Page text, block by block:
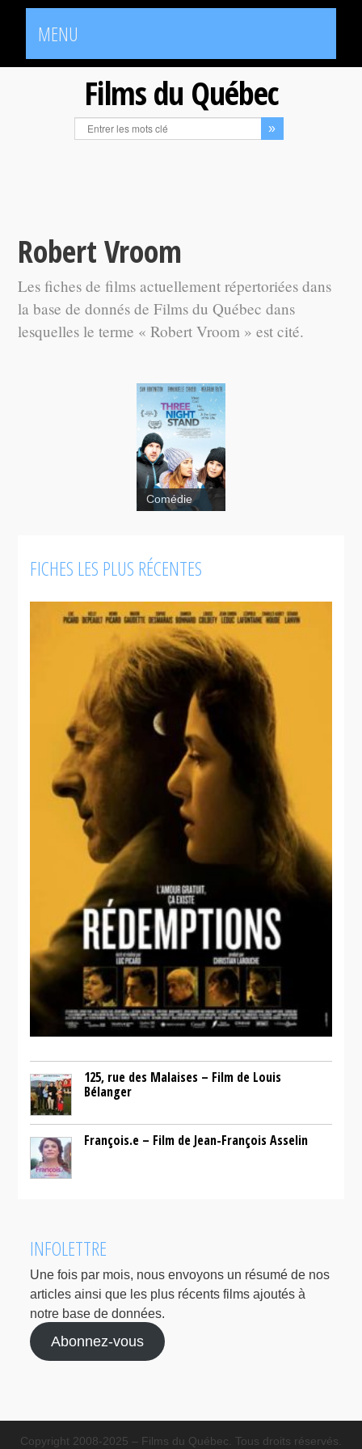
MENU
Films du Québec
Robert Vroom
Les fiches de films actuellement répertoriées dans
la base de donnés de Films du Québec dans
lesquelles le terme « Robert Vroom » est cité.
Stand
Comédie
FICHES LES PLUS RÉCENTES
125, rue des Malaises – Film de Louis
Bélanger
François.e – Film de Jean-François Asselin
INFOLETTRE
Une fois par mois, nous envoyons un résumé de nos
articles ainsi que les plus récents films ajoutés à
notre base de données.
Abonnez-vous
Copyright 2008-2025 – Films du Québec. Tous droits réservés.